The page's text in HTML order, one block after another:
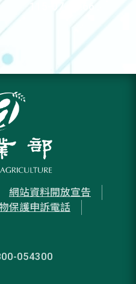
115-07-03:66
網站資料開放宣告
保護申訴電話
054300